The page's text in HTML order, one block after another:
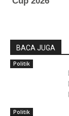
BACA JUGA
Politik
Politik